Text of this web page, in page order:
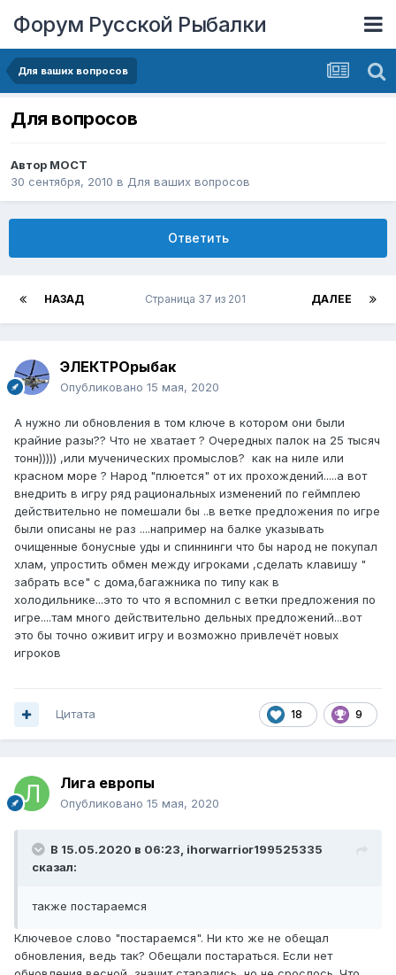
Форум Русской Рыбалки
Для ваших вопросов
Для вопросов
Автор MOCT
30 сентября, 2010 в Для ваших вопросов
Ответить
НАЗАД ДАЛЕЕ
Страница 37 из 201
ЭЛЕКТРОрыбак
Опубликовано 15 мая, 2020
А нужно ли обновления в том ключе в котором они были
крайние разы?? Что не хватает ? Очередных палок на 25 тысяч
тонн))))) ,или мученических промыслов? как на ниле или
красном море ? Народ "плюется" от их прохождений.....а вот
внедрить в игру ряд рациональных изменений по геймплею
действительно не помешали бы ..в ветке предложения по игре
были описаны не раз ....например на балке указывать
очищенные бонусные уды и спиннинги что бы народ не покупал
хлам, упростить обмен между игроками ,сделать клавишу "
забрать все" с дома,багажника по типу как в
холодильнике...это то что я вспомнил с ветки предложения по
игре....там много действительно дельных предложений...вот
это бы точно оживит игру и возможно привлечёт новых
игроков
18 9
Цитата
Лига европы
Опубликовано 15 мая, 2020
В 15.05.2020 в 06:23, ihorwarrior199525335
сказал:
также постараемся
Ключевое слово "постараемся". Ни кто же не обещал
обновления, ведь так? Обещали постараться. Если нет